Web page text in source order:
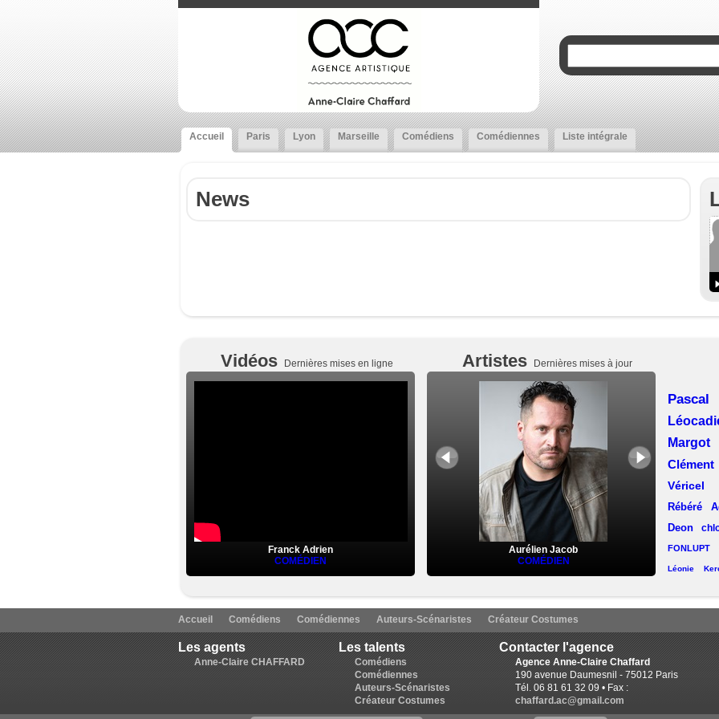
Accueil Paris Lyon Marseille Comédiens Comédiennes Liste intégrale
News
Vidéos Dernières mises en ligne
Franck Adrien
COMÉDIEN
Artistes Dernières mises à jour
Aurélien Jacob
COMÉDIEN
Véricel
Rébéré
Deon
FONLUPT
Léonie
Lise Chevalier
Ruchat
Lorin
Accueil Comédiens Comédiennes Auteurs-Scénaristes Créateur Costumes
Les agents
Anne-Claire CHAFFARD
Les talents
Comédiens
Comédiennes
Auteurs-Scénaristes
Créateur Costumes
Contacter l'agence
Agence Anne-Claire Chaffard
190 avenue Daumesnil - 75012 Paris
Tél. 06 81 61 32 09 • Fax :
chaffard.ac@gmail.com